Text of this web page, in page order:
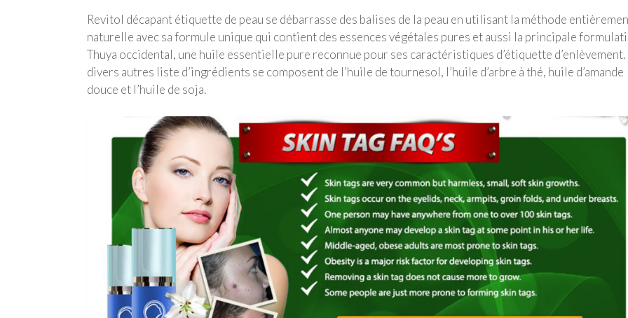
Revitol décapant étiquette de peau se débarrasse des balises de la peau en utilisant la méthode
naturelle avec sa formule unique qui contient des essences végétales pures et aussi la principale
Thuya occidental, une huile essentielle pure reconnue pour ses caractéristiques d’étiquette d’enlèvement.
divers autres liste d’ingrédients se composent de l’huile de tournesol, l’huile d’arbre à thé, huile d’amande
douce et l’huile de soja.